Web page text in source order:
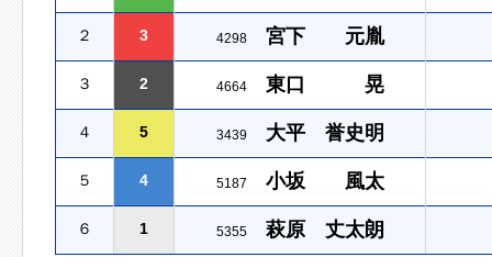
２ 3 4298 宮下 元胤
３ 2 4664 東口 晃
４ 5 3439 大平 誉史明
５ 4 5187 小坂 風太
６ 1 5355 萩原 丈太朗